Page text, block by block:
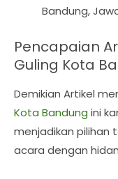
Bandung,
Pencapaian
Guling Kota
Demikian Artikel
Kota Bandung ini
menjadikan pilihan
acara dengan